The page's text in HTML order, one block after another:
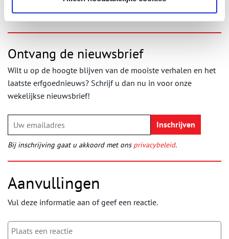
Ontvang de nieuwsbrief
Wilt u op de hoogte blijven van de mooiste verhalen en het
laatste erfgoednieuws? Schrijf u dan nu in voor onze
wekelijkse nieuwsbrief!
Bij inschrijving gaat u akkoord met ons privacybeleid.
Aanvullingen
Vul deze informatie aan of geef een reactie.